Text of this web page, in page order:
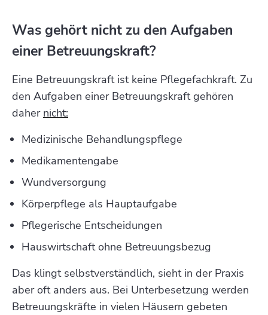
Was gehört nicht zu den Aufgaben
einer Betreuungskraft?
Eine Betreuungskraft ist keine Pflegefachkraft. Zu
den Aufgaben einer Betreuungskraft gehören
daher nicht:
Medizinische Behandlungspflege
Medikamentengabe
Wundversorgung
Körperpflege als Hauptaufgabe
Pflegerische Entscheidungen
Hauswirtschaft ohne Betreuungsbezug
Das klingt selbstverständlich, sieht in der Praxis
aber oft anders aus. Bei Unterbesetzung werden
Betreuungskräfte in vielen Häusern gebeten